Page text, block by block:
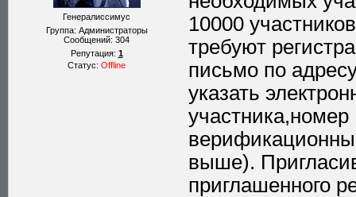
Генералиссимус
Группа: Администраторы
Сообщений: 304
Репутация: 1
Статус: Offline
10000
требуют
письмо по
указать
выше).
приглашенного